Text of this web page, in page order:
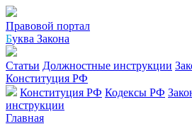
Правовой портал
Буква Закона
Статьи Должностные инструкции
Конституция РФ
Конституция РФ Кодексы РФ
инструкции
Главная